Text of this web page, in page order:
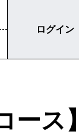
ログイン
ース